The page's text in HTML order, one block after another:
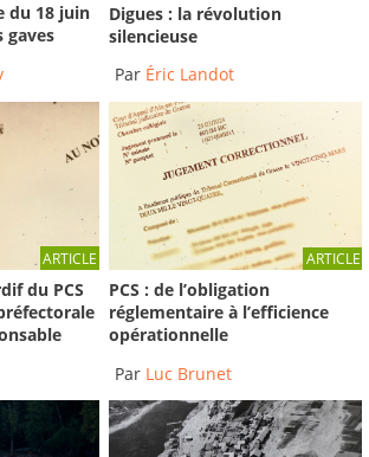
du 18 juin
gaves
Digues : la révolution
silencieuse
Par Éric Landot
ARTICLE
du PCS
ARTICLE
PCS : de l’obligation
réglementaire à l’efficience
opérationnelle
Par Luc Brunet